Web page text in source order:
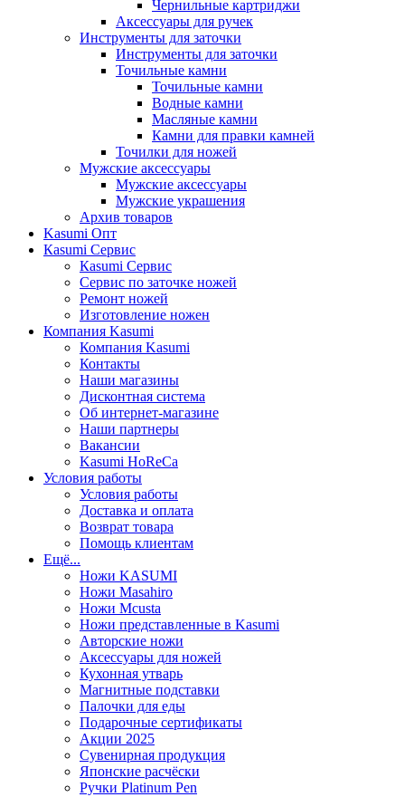
Чернильные картриджи
Аксессуары для ручек
Инструменты для заточки
Инструменты для заточки
Точильные камни
Точильные камни
Водные камни
Масляные камни
Камни для правки камней
Точилки для ножей
Мужские аксессуары
Мужские аксессуары
Мужские украшения
Архив товаров
Kasumi Опт
Кasumi Сервис
Кasumi Сервис
Сервис по заточке ножей
Ремонт ножей
Изготовление ножен
Компания Kasumi
Компания Kasumi
Контакты
Наши магазины
Дисконтная система
Об интернет-магазине
Наши партнеры
Вакансии
Kasumi HoReCa
Условия работы
Условия работы
Доставка и оплата
Возврат товара
Помощь клиентам
Ещё...
Ножи KASUMI
Ножи Masahiro
Ножи Mcusta
Ножи представленные в Kasumi
Авторские ножи
Аксессуары для ножей
Кухонная утварь
Магнитные подставки
Палочки для еды
Подарочные сертификаты
Акции 2025
Сувенирная продукция
Японские расчёски
Ручки Platinum Pen